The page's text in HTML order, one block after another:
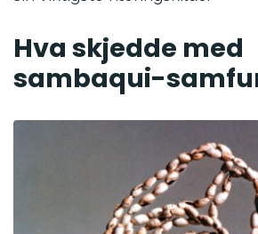
Hva skjedde med
sambaqui-